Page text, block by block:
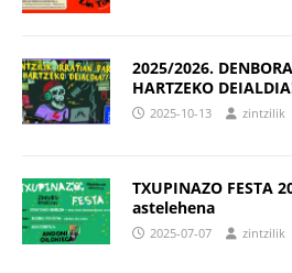
2025/2026.
HARTZEKO
2025-10-13 zintzilik
TXUPINAZO FESTA
astelehena
2025-07-07 zintzilik